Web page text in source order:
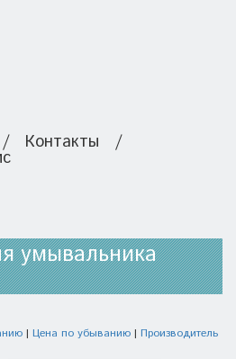
/ Контакты /
умывальника
| Цена по убыванию | Производитель